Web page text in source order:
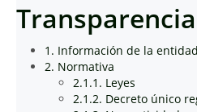
Transparencia
1. Información de la entidad
2. Normativa
2.1.1. Leyes
2.1.2. Decreto único